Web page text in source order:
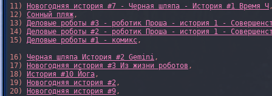
11)
Новогодняя история #7 - Черная шляпа - История #1 Время Ч
12) Сонный пляж,
13) Деловые роботы #3 - роботик Проша - история 1 -
14) Деловые роботы #2 - роботик Проша - история 1 -
15) Деловые роботы #1 - комикс,
16) Черная шляпа История #2 Gemini,
17)
Новогодняя история #3 Из жизни роботов ,
18)
История #10 Йога,
19)
Новогодняя история #2,
20)
Новогодняя история #9,